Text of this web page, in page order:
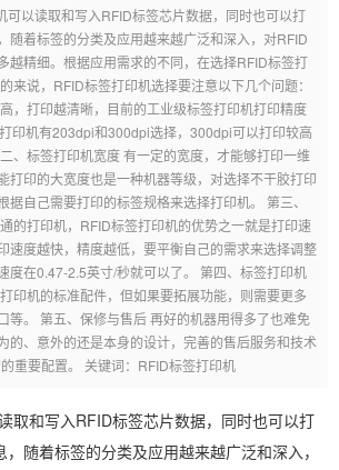
可以读取和写入RFID标签芯片数据，同时也可以打
随着标签的分类及应用越来越广泛和深入，对RFID
越精细。根据应用需求的不同，在选择RFID标签打
来说，RFID标签打印机选择要注意以下几个问题：
，打印越清晰，目前的工业级标签打印机打印精度
印机有203dpi和300dpi选择，300dpi可以打印较高
、标签打印机宽度 有一定的宽度，才能够打印一维
打印的大宽度也是一种机器等级，对选择不干胶打印
据自己需要打印的标签规格来选择打印机。 第三、
的打印机，RFID标签打印机的优势之一就是打印速
速度越快，精度越低，要平衡自己的需求来选择调整
度在0.47-2.5英寸/秒就可以了。 第四、标签打印机
印机的标准配件，但如果要拓展功能，则需要更多
等。 第五、保修与售后 再好的机器用得多了也难免
的、意外的还是本身的设计，完善的售后服务和技术
重要配置。 关键词：RFID标签打印机
取和写入RFID标签芯片数据，同时也可以打
随着标签的分类及应用越来越广泛和深入，